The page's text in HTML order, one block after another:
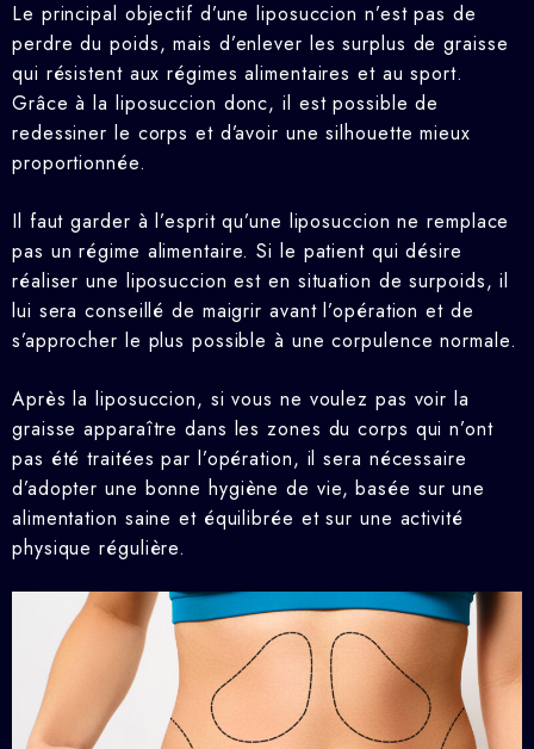
Le principal objectif d’une liposuccion n’est pas de
perdre du poids, mais d’enlever les surplus de graisse
qui résistent aux régimes alimentaires et au sport.
Grâce à la liposuccion donc, il est possible de
redessiner le corps et d’avoir une silhouette mieux
proportionnée.
Il faut garder à l’esprit qu’une liposuccion ne remplace
pas un régime alimentaire. Si le patient qui désire
réaliser une liposuccion est en situation de surpoids, il
lui sera conseillé de maigrir avant l’opération et de
s’approcher le plus possible à une corpulence normale.
Après la liposuccion, si vous ne voulez pas voir la
graisse apparaître dans les zones du corps qui n’ont
pas été traitées par l’opération, il sera nécessaire
d’adopter une bonne hygiène de vie, basée sur une
alimentation saine et équilibrée et sur une activité
physique régulière.